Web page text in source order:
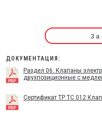
ДОКУМЕНТАЦИЯ:
Раздел 06. Клапаны
двухпозиционные с
Сертификат TP TC 012